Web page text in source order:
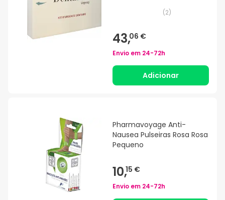
(2)
43,06 €
Envio em 24-72h
Adicionar
Pharmavoyage Anti-
Nausea Pulseiras Rosa Rosa
Pequeno
10,15 €
Envio em 24-72h